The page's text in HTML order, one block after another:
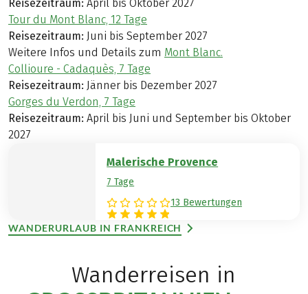
Reisezeitraum: April bis Oktober 2027
Tour du Mont Blanc, 12 Tage
Reisezeitraum: Juni bis September 2027
Weitere Infos und Details zum Mont Blanc.
Collioure - Cadaquès, 7 Tage
Reisezeitraum: Jänner bis Dezember 2027
Gorges du Verdon, 7 Tage
Reisezeitraum: April bis Juni und September bis Oktober
2027
Malerische Provence
7 Tage
13 Bewertungen
WANDERURLAUB IN FRANKREICH
Wanderreisen in